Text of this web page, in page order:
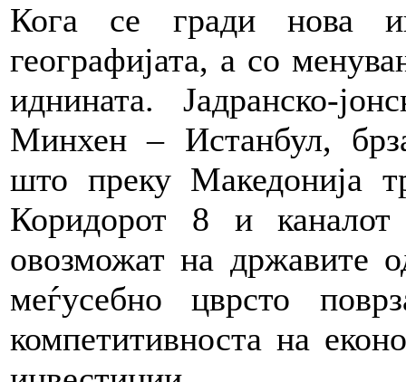
Кога се гради нова
географијата, а со
иднината. Јадранско-
Минхен – Истанбул,
што преку Македонија
Коридорот 8 и
овозможат на државите
меѓусебно цврсто
компетитивноста на